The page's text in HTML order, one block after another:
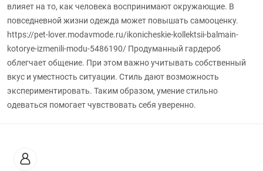
влияет на то, как человека воспринимают окружающие. В
повседневной жизни одежда может повышать самооценку.
https://pet-lover.modavmode.ru/ikonicheskie-kollektsii-balmain-
kotorye-izmenili-modu-5486190/ Продуманный гардероб
облегчает общение. При этом важно учитывать собственный
вкус и уместность ситуации. Стиль дают возможность
экспериментировать. Таким образом, умение стильно
одеваться помогает чувствовать себя уверенно.